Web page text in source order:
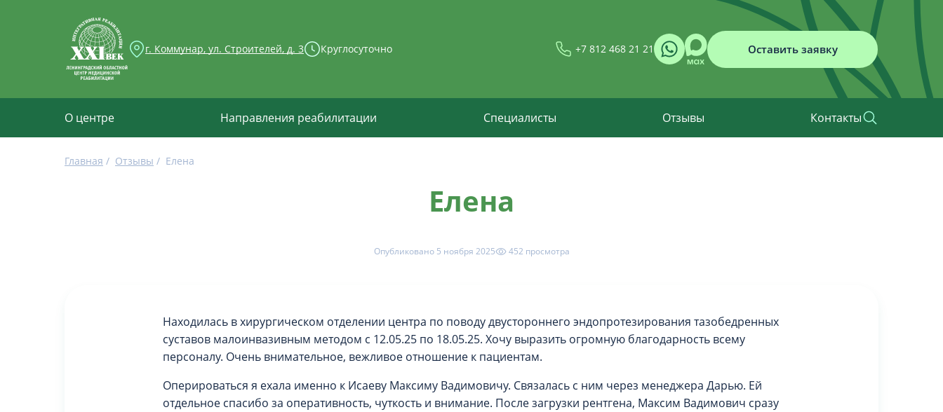
г. Коммунар, ул. Строителей, д. 3 Круглосуточно +7 812 468 21 21 Оставить заявку
О центре Направления реабилитации Специалисты Отзывы Контакты
Главная / Отзывы / Елена
Елена
Опубликовано 5 ноября 2025 452 просмотрa
Находилась в хирургическом отделении центра по поводу двустороннего эндопротезирования тазобедренных
суставов малоинвазивным методом с 12.05.25 по 18.05.25. Хочу выразить огромную благодарность всему
персоналу. Очень внимательное, вежливое отношение к пациентам.
Оперироваться я ехала именно к Исаеву Максиму Вадимовичу. Связалась с ним через менеджера Дарью. Ей
отдельное спасибо за оперативность, чуткость и внимание. После загрузки рентгена, Максим Вадимович сразу